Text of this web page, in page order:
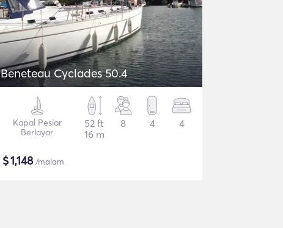
Beneteau Cyclades 50.4
Kapal Pesiar
Berlayar
52 ft
16 m
8 4 4
$1,148/malam